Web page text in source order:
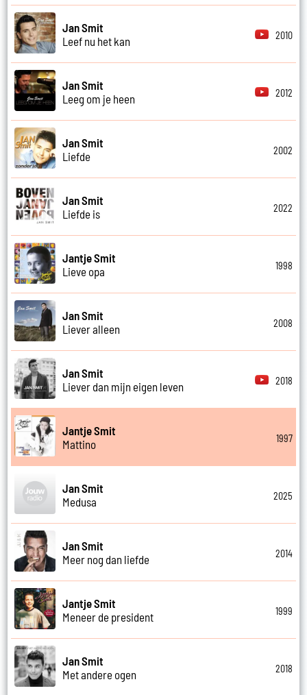
Jan Smit
Leef nu het kan
2010
Jan Smit
Leeg om je heen
2012
Jan Smit
Liefde
2002
Jan Smit
Liefde is
2022
Jantje Smit
Lieve opa
1998
Jan Smit
Liever alleen
2008
Jan Smit
Liever dan mijn eigen leven
2018
Jantje Smit
Mattino
1997
Jan Smit
Medusa
2025
Jan Smit
Meer nog dan liefde
2014
Jantje Smit
Meneer de president
1999
Jan Smit
Met andere ogen
2018